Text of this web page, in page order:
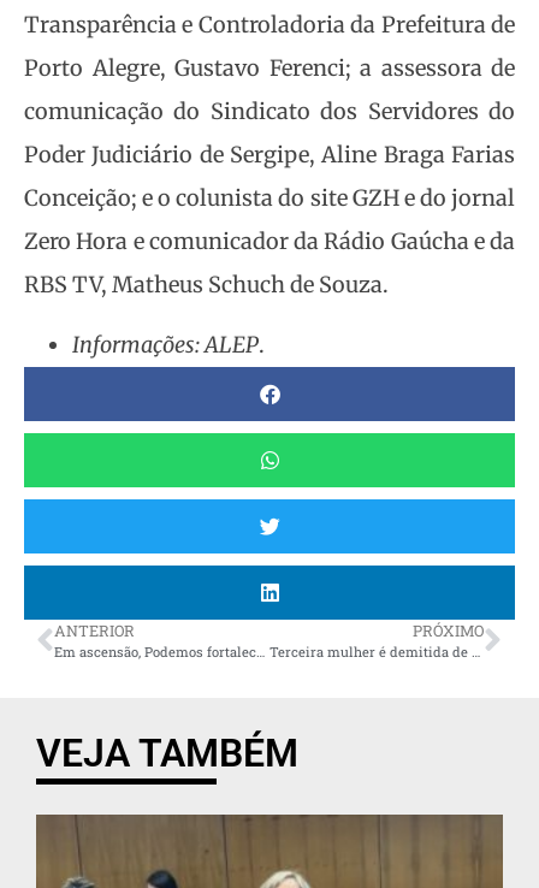
Transparência e Controladoria da Prefeitura de
Porto Alegre, Gustavo Ferenci; a assessora de
comunicação do Sindicato dos Servidores do
Poder Judiciário de Sergipe, Aline Braga Farias
Conceição; e o colunista do site GZH e do jornal
Zero Hora e comunicador da Rádio Gaúcha e da
RBS TV, Matheus Schuch de Souza.
Informações: ALEP.
ANTERIOR
Em ascensão, Podemos fortalece time para 2024
PRÓXIMO
Terceira mulher é demitida de um cargo público de liderança no governo Lula
VEJA TAMBÉM